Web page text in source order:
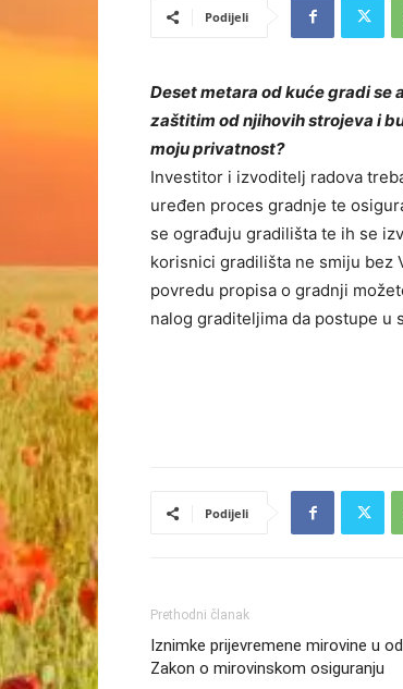
Podijeli
Deset metara od kuće gradi se
zaštitim od njihovih strojeva i
moju privatnost?
Investitor i izvoditelj radova
uređen proces gradnje te
se ograđuju gradilišta te ih se
korisnici gradilišta ne smiju bez
povredu propisa o gradnji
nalog graditeljima da postupe u
Podijeli
Prethodni članak
Iznimke prijevremene mirovine u
Zakon o mirovinskom osiguranju